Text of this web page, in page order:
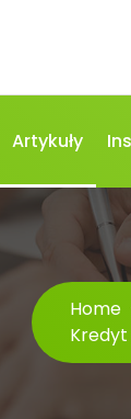
Artykuły
Home